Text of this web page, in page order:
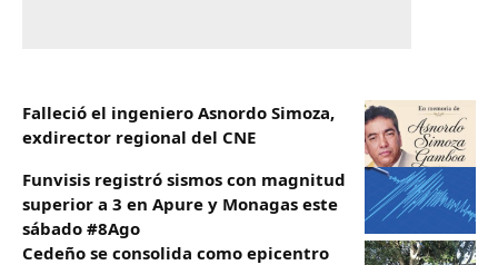
Falleció el ingeniero Asnordo Simoza,
exdirector regional del CNE
Funvisis registró sismos con magnitud
superior a 3 en Apure y Monagas este
sábado #8Ago
Cedeño se consolida como epicentro